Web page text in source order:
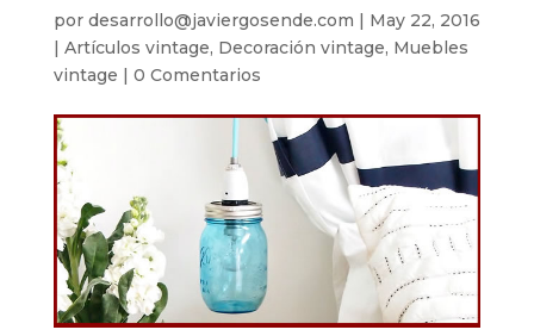
por desarrollo@javiergosende.com | May 22, 2016
| Artículos vintage, Decoración vintage, Muebles
vintage | 0 Comentarios